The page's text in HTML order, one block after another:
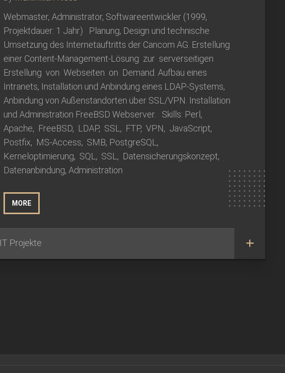
Webmaster, Administrator, Softwareentwickler (1999,
Projektdauer: 1 Jahr) Planung, Design und technische
Umsetzung des Internetauftritts der Cancom AG. Erstellung
einer Content-Management-Lösung zur serverseitigen
Erstellung von Webseiten on Demand. Aufbau eines
Intranets, Installation und Anbindung eines LDAP-Systems,
Anbindung von Außenstandorten über SSL/VPN. Installation
und Administration FreeBSD Webserver. Skills: Perl,
Apache, FreeBSD, LDAP, SSL, FTP, VPN, JavaScript,
Postfix, MS-Access, SMB, PostgreSQL,
Kerneloptimierung, SQL, SSL, Datensicherungskonzept,
Datenanbindung, Administration
MORE
IT Projekte